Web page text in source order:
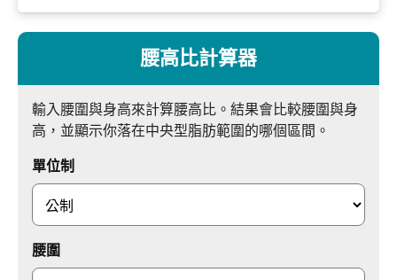
腰高比計算器
輸入腰圍與身高來計算腰高比。結果會比較腰圍與身
高，並顯示你落在中央型脂肪範圍的哪個區間。
單位制
腰圍